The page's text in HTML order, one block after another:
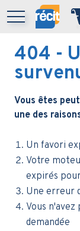
Aller au contenu
404 -
Vous êtes
une des
Un favori
Votre
expirés
Une erreur
Vous
demandée